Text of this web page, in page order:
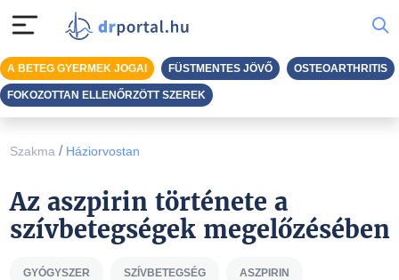
Szakma / Háziorvostan
Az aszpirin története a
szívbetegségek megelőzésében
GYÓGYSZER SZÍVBETEGSÉG ASZPIRIN
A BETEG GYERMEK JOGAI FÜSTMENTES JÖVŐ OSTEOARTHRITIS
FOKOZOTTAN ELLENŐRZÖTT SZEREK